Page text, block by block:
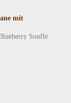
mit
Souflé